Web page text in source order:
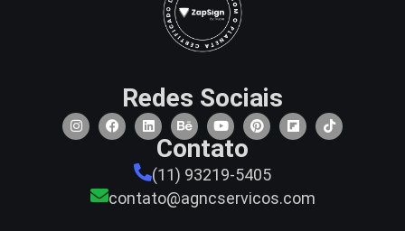
Redes Sociais
Contato
(11) 93219-5405
contato@agncservicos.com